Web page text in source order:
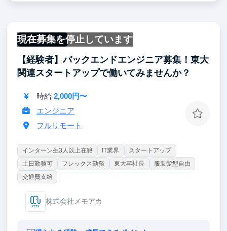
東証プライム上場企業を含む複数の大手企業のプロジ
ェクトに参画し、生成AIやブロックチェーンといった
最先端技術を実際のビジネスで活用する貴重な経験が
得られます 。お客様との打ち合わせ準備から解決策
の実装、AIシステムの導入まで、コンサルティングの
現在募集を停止しています
フルリモート
【経験者】バックエンドエンジニア募集！東大
関連スタートアップで働いてみませんか？
時給 2,000円〜
エンジニア
フルリモート
インターン生3人以上在籍 IT業界
スタートアップ
土日勤務可
フレックス勤務 東大卒社長
服装髪型自由
交通費支給
株式会社メモアカ